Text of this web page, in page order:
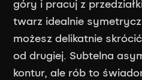
góry i pracuj z
twarz idealnie
możesz delikatnie
od drugiej. Subtelna
kontur, ale rób to